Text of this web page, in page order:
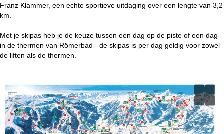
Franz Klammer, een echte sportieve uitdaging over een lengte van 3,2
km.
Met je skipas heb je de keuze tussen een dag op de piste of een dag
in de thermen van Römerbad - de skipas is per dag geldig voor zowel
de liften als de thermen.